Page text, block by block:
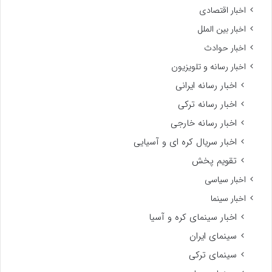
اخبار اقتصادی
اخبار بین الملل
اخبار حوادث
اخبار رسانه و تلویزیون
اخبار رسانه ایرانی
اخبار رسانه ترکی
اخبار رسانه خارجی
اخبار سریال کره ای و آسیایی
تقویم پخش
اخبار سیاسی
اخبار سینما
اخبار سینمای کره و آسیا
سینمای ایران
سینمای ترکی